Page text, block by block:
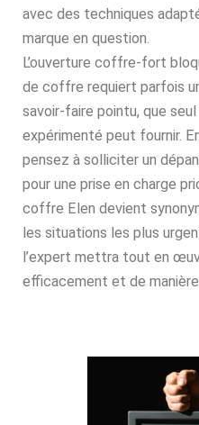
avec des techniques
marque en question.
L’ouverture coffre-fort
de coffre requiert parfois
savoir-faire pointu, que seul
expérimenté peut fournir.
pensez à solliciter un
pour une prise en charge
coffre Elen devient
les situations les plus
l’expert mettra tout en
efficacement et de